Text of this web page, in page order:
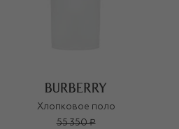
Хлопковое поло
55 350 ₽